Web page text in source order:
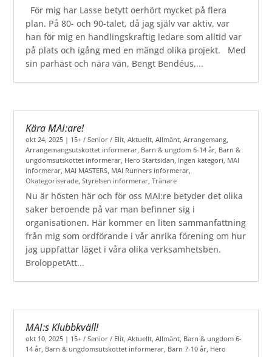
För mig har Lasse betytt oerhört mycket på flera
plan. På 80- och 90-talet, då jag själv var aktiv, var
han för mig en handlingskraftig ledare som alltid var
på plats och igång med en mängd olika projekt. Med
sin parhäst och nära vän, Bengt Bendéus,...
Kära MAI:are!
okt 24, 2025 | 15+ / Senior / Elit ,Aktuellt ,Allmänt ,Arrangemang
Arrangemangsutskottet informerar Barn & ungdom 6-14 år Barn &
ungdomsutskottet informerar Hero Startsidan Ingen kategori MAI
informerar MAI MASTERS MAI Runners informerar
Okategoriserade ,Styrelsen informerar ,Tränare
Nu är hösten här och för oss MAI:re betyder det olika
saker beroende på var man befinner sig i
organisationen. Här kommer en liten sammanfattning
från mig som ordförande i vår anrika förening om hur
jag uppfattar läget i våra olika verksamhetsben.
BroloppetAtt...
MAI:s Klubbkväll!
okt 10, 2025 | 15+ / Senior / Elit,Aktuellt,Allmänt, Barn & ungdom 6-
14 år, Barn & ungdomsutskottet informerar, Barn 7-10 år, Hero